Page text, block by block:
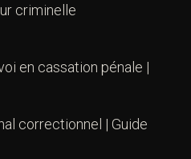
criminelle
en cassation pénale |
correctionnel | Guide